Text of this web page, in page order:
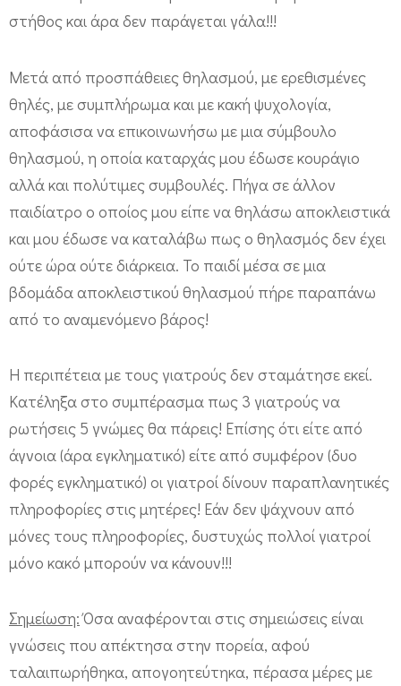
στήθος και άρα δεν παράγεται γάλα!!!
Μετά από προσπάθειες θηλασμού, με ερεθισμένες
θηλές, με συμπλήρωμα και με κακή ψυχολογία,
αποφάσισα να επικοινωνήσω με μια σύμβουλο
θηλασμού, η οποία καταρχάς μου έδωσε κουράγιο
αλλά και πολύτιμες συμβουλές. Πήγα σε άλλον
παιδίατρο ο οποίος μου είπε να θηλάσω αποκλειστικά
και μου έδωσε να καταλάβω πως ο θηλασμός δεν έχει
ούτε ώρα ούτε διάρκεια. Το παιδί μέσα σε μια
βδομάδα αποκλειστικού θηλασμού πήρε παραπάνω
από το αναμενόμενο βάρος!
Η περιπέτεια με τους γιατρούς δεν σταμάτησε εκεί.
Κατέληξα στο συμπέρασμα πως 3 γιατρούς να
ρωτήσεις 5 γνώμες θα πάρεις! Επίσης ότι είτε από
άγνοια (άρα εγκληματικό) είτε από συμφέρον (δυο
φορές εγκληματικό) οι γιατροί δίνουν παραπλανητικές
πληροφορίες στις μητέρες! Εάν δεν ψάχνουν από
μόνες τους πληροφορίες, δυστυχώς πολλοί γιατροί
μόνο κακό μπορούν να κάνουν!!!
Σημείωση:Όσα αναφέρονται στις σημειώσεις είναι
γνώσεις που απέκτησα στην πορεία, αφού
ταλαιπωρήθηκα, απογοητεύτηκα, πέρασα μέρες με